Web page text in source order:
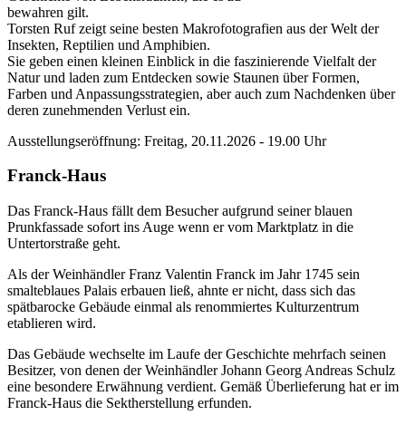
bewahren gilt.
Torsten Ruf zeigt seine besten Makrofotografien aus der Welt der
Insekten, Reptilien und Amphibien.
Sie geben einen kleinen Einblick in die faszinierende Vielfalt der
Natur und laden zum Entdecken sowie Staunen über Formen,
Farben und Anpassungsstrategien, aber auch zum Nachdenken über
deren zunehmenden Verlust ein.
Ausstellungseröffnung: Freitag, 20.11.2026 - 19.00 Uhr
Franck-Haus
Das Franck-Haus fällt dem Besucher aufgrund seiner blauen
Prunkfassade sofort ins Auge wenn er vom Marktplatz in die
Untertorstraße geht.
Als der Weinhändler Franz Valentin Franck im Jahr 1745 sein
smalteblaues Palais erbauen ließ, ahnte er nicht, dass sich das
spätbarocke Gebäude einmal als renommiertes Kulturzentrum
etablieren wird.
Das Gebäude wechselte im Laufe der Geschichte mehrfach seinen
Besitzer, von denen der Weinhändler Johann Georg Andreas Schulz
eine besondere Erwähnung verdient. Gemäß Überlieferung hat er im
Franck-Haus die Sektherstellung erfunden.